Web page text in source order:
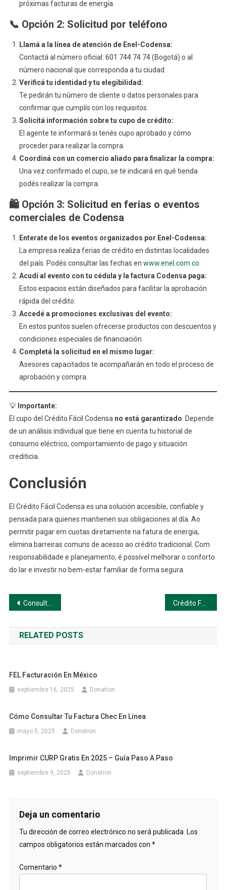
próximas facturas de energía.
📞 Opción 2: Solicitud por teléfono
Llamá a la línea de atención de Enel-Codensa:
Contactá al número oficial: 601 744 74 74 (Bogotá) o al
número nacional que corresponda a tu ciudad.
Verificá tu identidad y tu elegibilidad:
Te pedirán tu número de cliente o datos personales para
confirmar que cumplís con los requisitos.
Solicitá información sobre tu cupo de crédito:
El agente te informará si tenés cupo aprobado y cómo
proceder para realizar la compra.
Coordiná con un comercio aliado para finalizar la compra:
Una vez confirmado el cupo, se te indicará en qué tienda
podés realizar la compra.
🛍️ Opción 3: Solicitud en ferias o eventos
comerciales de Codensa
Enterate de los eventos organizados por Enel-Codensa:
La empresa realiza ferias de crédito en distintas localidades
del país. Podés consultar las fechas en www.enel.com.co
Acudí al evento con tu cédula y la factura Codensa paga:
Estos espacios están diseñados para facilitar la aprobación
rápida del crédito.
Accedé a promociones exclusivas del evento:
En estos puntos suelen ofrecerse productos con descuentos y
condiciones especiales de financiación.
Completá la solicitud en el mismo lugar:
Asesores capacitados te acompañarán en todo el proceso de
aprobación y compra.
💡 Importante:
El cupo del Crédito Fácil Codensa no está garantizado . Depende
de un análisis individual que tiene en cuenta tu historial de
consumo eléctrico, comportamiento de pago y situación
crediticia.
Conclusión
El Crédito Fácil Codensa es una solución accesible, confiable y
pensada para quienes mantienen sus obligaciones al día. Ao
permitir pagar em cuotas diretamente na fatura de energia,
elimina barreiras comuns de acesso ao crédito tradicional. Com
responsabilidade e planejamento, é possível melhorar o conforto
do lar e investir no bem-estar familiar de forma segura.
Navegación
de
entradas
Consultar tu factura Air-e en: guía explicativa y accesible
RELATED POSTS
FEL Facturación En México
septiembre 16, 2025 Donation
Cómo Consultar Tu Factura Chec En Línea
mayo 5, 2025 Donation
Imprimir CURP Gratis En 2025 – Guía Paso A Paso
septiembre 9, 2025 Donation
Deja un comentario
Tu dirección de correo electrónico no será publicada. Los
campos obligatorios están marcados con *
Comentario *